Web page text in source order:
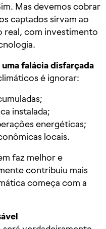
Mas devemos cobrar
captados sirvam ao
real, com investimento
falácia disfarçada
é ignorar:
instalada;
energéticas;
locais.
faz melhor e
contribuiu mais
começa com a